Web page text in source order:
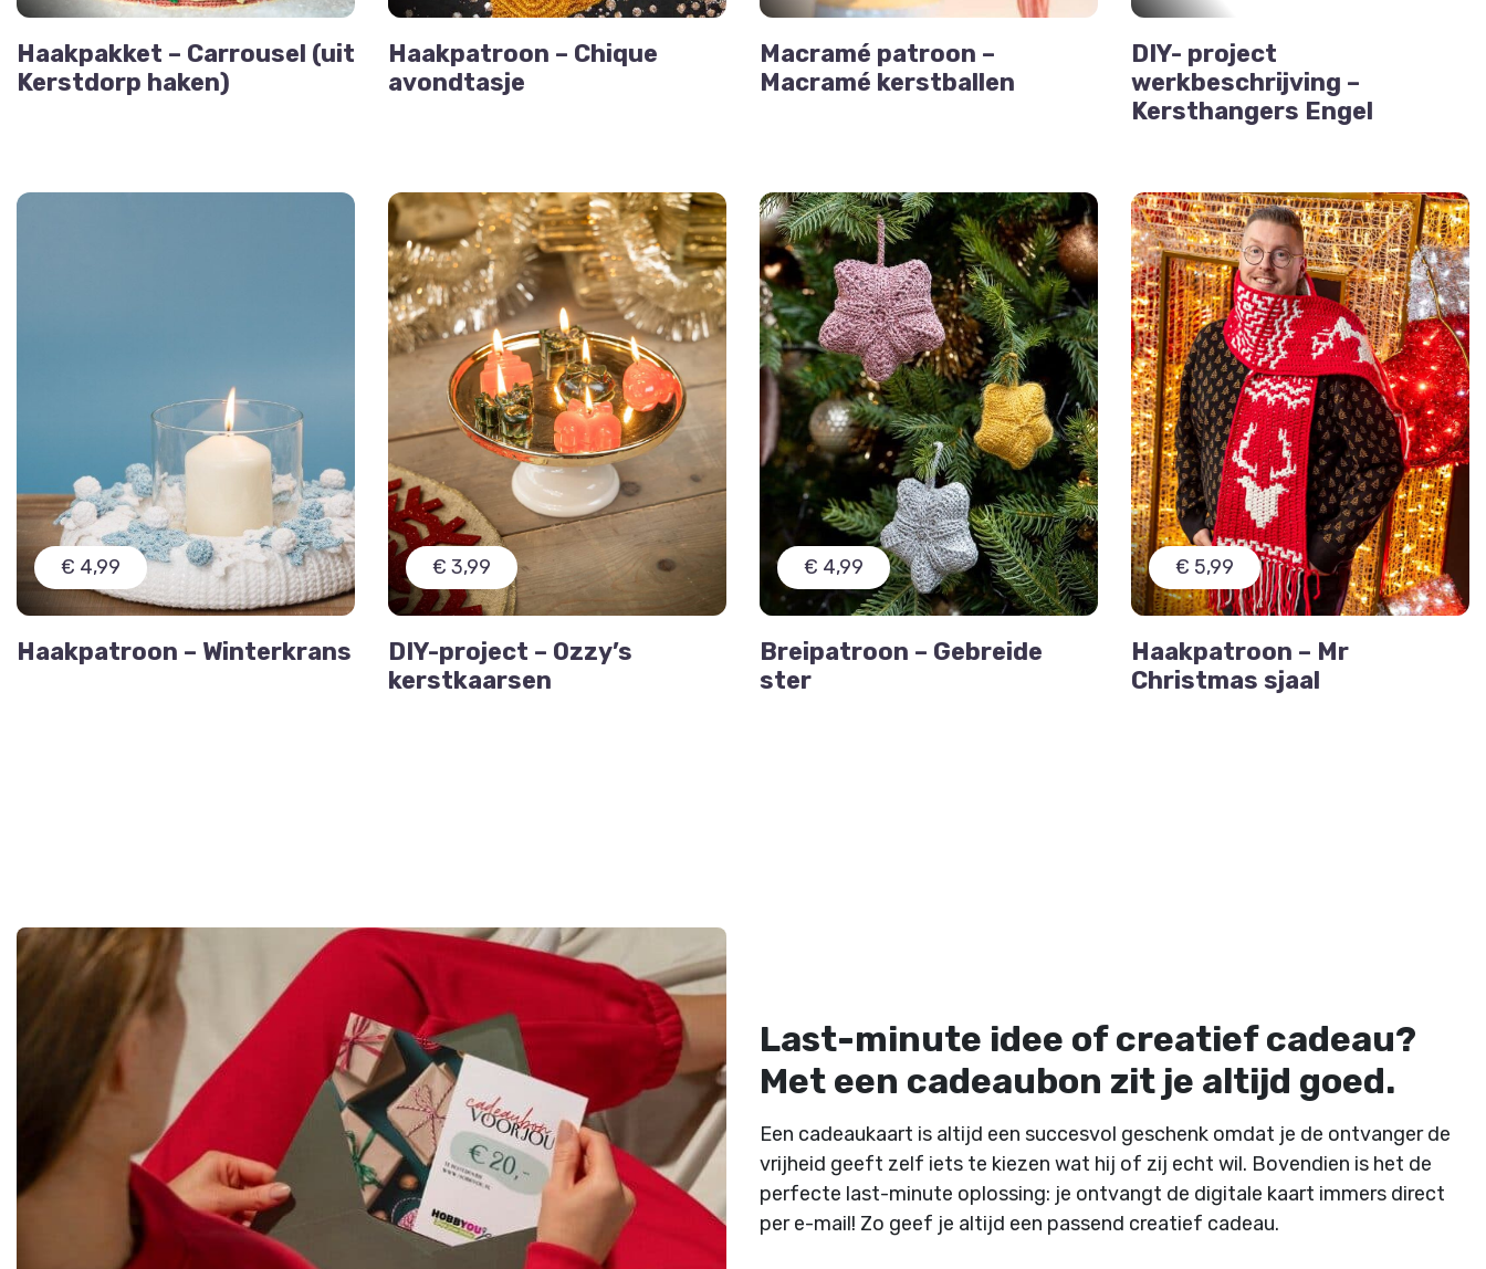
Haakpakket – Carrousel (uit
Kerstdorp haken)
Haakpatroon – Chique
avondtasje
Macramé patroon –
Macramé kerstballen
DIY- project
werkbeschrijving –
Kersthangers Engel
€ 4,99
Haakpatroon – Winterkrans
€ 3,99
DIY-project – Ozzy’s
kerstkaarsen
€ 4,99
Breipatroon – Gebreide
ster
€ 5,99
Haakpatroon – Mr
Christmas sjaal
Last-minute idee of creatief cadeau?
Met een cadeaubon zit je altijd goed.
Een cadeaukaart is altijd een succesvol geschenk omdat je de ontvanger de
vrijheid geeft zelf iets te kiezen wat hij of zij echt wil. Bovendien is het de
perfecte last-minute oplossing: je ontvangt de digitale kaart immers direct
per e-mail! Zo geef je altijd een passend creatief cadeau.